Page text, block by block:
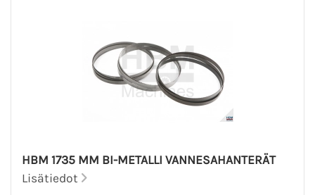
HBM 1735 MM BI-METALLI VANNESAHANTERÄT
Lisätiedot